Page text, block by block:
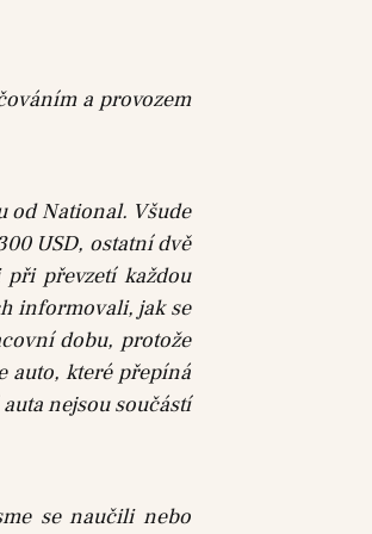
a provozem
od National. Všude
USD, ostatní dvě
převzetí každou
informovali, jak se
dobu, protože
auto, které přepíná
nejsou součástí
se naučili nebo